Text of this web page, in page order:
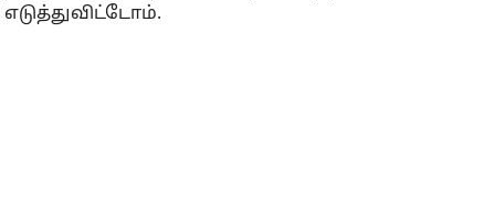
எடுத்துவிட்டோம்.